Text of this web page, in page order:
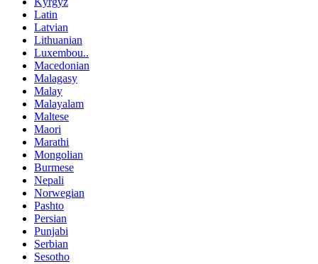
Latin
Latvian
Lithuanian
Luxembou..
Macedonian
Malagasy
Malay
Malayalam
Maltese
Maori
Marathi
Mongolian
Burmese
Nepali
Norwegian
Pashto
Persian
Punjabi
Serbian
Sesotho